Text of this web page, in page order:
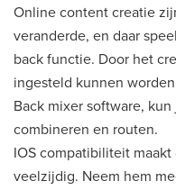
Online content creatie
veranderde, en daar
back functie. Door het
ingesteld kunnen
Back mixer software,
combineren en routen.
IOS compatibiliteit
veelzijdig. Neem hem